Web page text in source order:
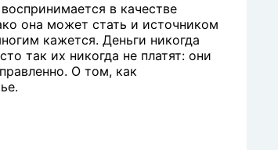
в качестве
она может стать и источником
кажется. Деньги никогда
так их никогда не платят: они
О том, как